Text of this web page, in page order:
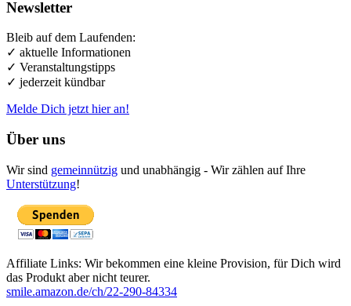
Newsletter
Bleib auf dem Laufenden:
✓ aktuelle Informationen
✓ Veranstaltungstipps
✓ jederzeit kündbar
Melde Dich jetzt hier an!
Über uns
Wir sind gemeinnützig und unabhängig - Wir zählen auf Ihre
Unterstützung!
Affiliate Links: Wir bekommen eine kleine Provision, für Dich wird
das Produkt aber nicht teurer.
smile.amazon.de/ch/22-290-84334